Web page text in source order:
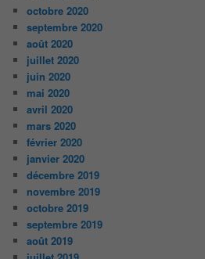
octobre 2020
septembre 2020
août 2020
juillet 2020
juin 2020
mai 2020
avril 2020
mars 2020
février 2020
janvier 2020
décembre 2019
novembre 2019
octobre 2019
septembre 2019
août 2019